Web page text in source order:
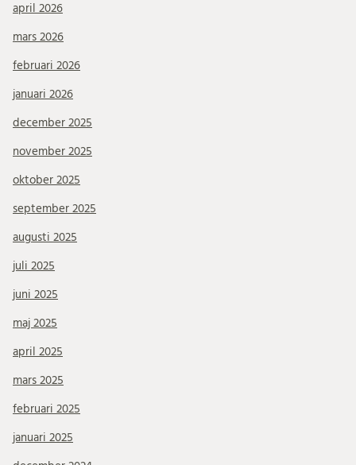
april 2026
mars 2026
februari 2026
januari 2026
december 2025
november 2025
oktober 2025
september 2025
augusti 2025
juli 2025
juni 2025
maj 2025
april 2025
mars 2025
februari 2025
januari 2025